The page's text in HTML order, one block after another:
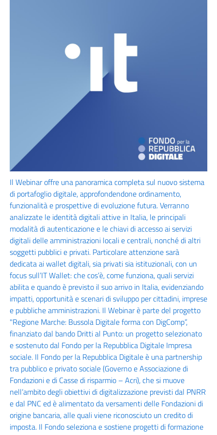
Il Webinar offre una panoramica completa sul nuovo sistema
di portafoglio digitale, approfondendone ordinamento,
funzionalità e prospettive di evoluzione futura. Verranno
analizzate le identità digitali attive in Italia, le principali
modalità di autenticazione e le chiavi di accesso ai servizi
digitali delle amministrazioni locali e centrali, nonché di altri
soggetti pubblici e privati. Particolare attenzione sarà
dedicata ai wallet digitali, sia privati sia istituzionali, con un
focus sull’IT Wallet: che cos’è, come funziona, quali servizi
abilita e quando è previsto il suo arrivo in Italia, evidenziando
impatti, opportunità e scenari di sviluppo per cittadini, imprese
e pubbliche amministrazioni. Il Webinar è parte del progetto
"Regione Marche: Bussola Digitale forma con DigComp”,
finanziato dal bando Dritti al Punto: un progetto selezionato
e sostenuto dal Fondo per la Repubblica Digitale Impresa
sociale. Il Fondo per la Repubblica Digitale è una partnership
tra pubblico e privato sociale (Governo e Associazione di
Fondazioni e di Casse di risparmio – Acri), che si muove
nell’ambito degli obiettivi di digitalizzazione previsti dal PNRR
e dal PNC ed è alimentato da versamenti delle Fondazioni di
origine bancaria, alle quali viene riconosciuto un credito di
imposta. Il Fondo seleziona e sostiene progetti di formazione